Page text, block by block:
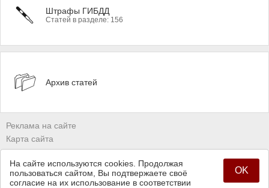
Штрафы ГИБДД
Статей в разделе: 156
Архив статей
Реклама на сайте
Карта сайта
Владельцам сайтов
Политика конфиденциальности
OK
На сайте используются cookies. Продолжая
пользоваться сайтом, Вы подтвержаете своё
согласие на их использование в соответствии